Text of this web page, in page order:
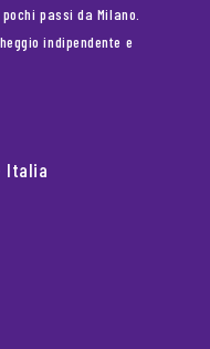
passi da Milano.
indipendente e
Italia